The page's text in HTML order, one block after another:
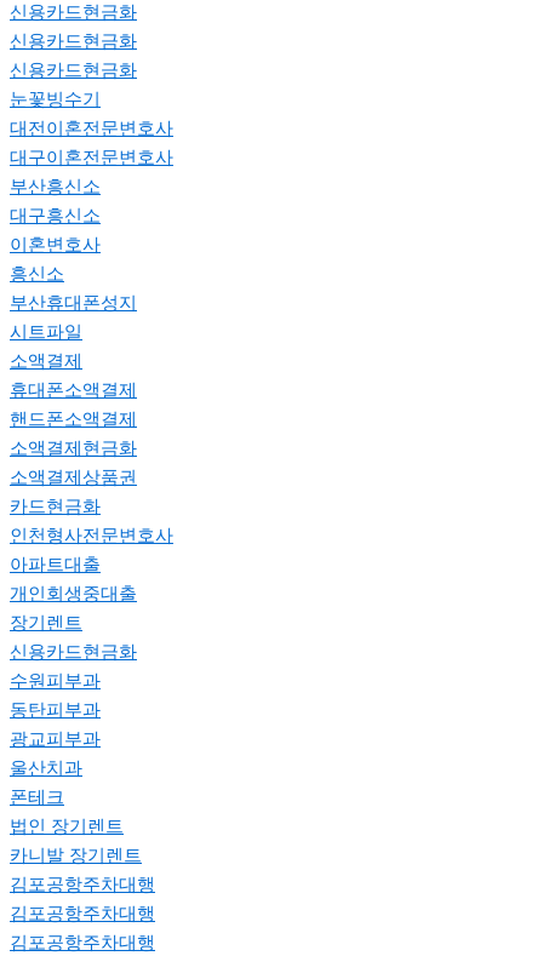
신용카드현금화
신용카드현금화
신용카드현금화
눈꽃빙수기
대전이혼전문변호사
대구이혼전문변호사
부산흥신소
대구흥신소
이혼변호사
흥신소
부산휴대폰성지
시트파일
소액결제
휴대폰소액결제
핸드폰소액결제
소액결제현금화
소액결제상품권
카드현금화
인천형사전문변호사
아파트대출
개인회생중대출
장기렌트
신용카드현금화
수원피부과
동탄피부과
광교피부과
울산치과
폰테크
법인 장기렌트
카니발 장기렌트
김포공항주차대행
김포공항주차대행
김포공항주차대행